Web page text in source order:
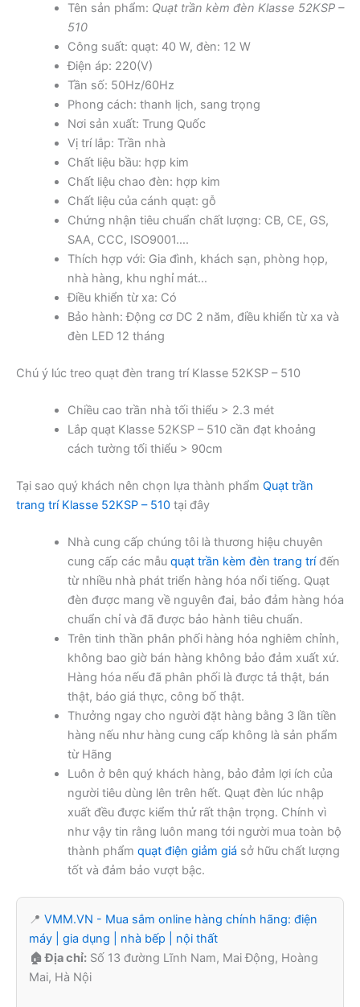
Tên sản phẩm: Quạt trần kèm đèn Klasse 52KSP –
510
Công suất: quạt: 40 W, đèn: 12 W
Điện áp: 220(V)
Tần số: 50Hz/60Hz
Phong cách: thanh lịch, sang trọng
Nơi sản xuất: Trung Quốc
Vị trí lắp: Trần nhà
Chất liệu bầu: hợp kim
Chất liệu chao đèn: hợp kim
Chất liệu của cánh quạt: gỗ
Chứng nhận tiêu chuẩn chất lượng: CB, CE, GS,
SAA, CCC, ISO9001….
Thích hợp với: Gia đình, khách sạn, phòng họp,
nhà hàng, khu nghỉ mát…
Điều khiển từ xa: Có
Bảo hành: Động cơ DC 2 năm, điều khiển từ xa và
đèn LED 12 tháng
Chú ý lúc treo quạt đèn trang trí Klasse 52KSP – 510
Chiều cao trần nhà tối thiểu > 2.3 mét
Lắp quạt Klasse 52KSP – 510 cần đạt khoảng
cách tường tối thiểu > 90cm
Tại sao quý khách nên chọn lựa thành phẩm Quạt trần
trang trí Klasse 52KSP – 510 tại đây
Nhà cung cấp chúng tôi là thương hiệu chuyên
cung cấp các mẫu quạt trần kèm đèn trang tríđến
từ nhiều nhà phát triển hàng hóa nổi tiếng. Quạt
đèn được mang về nguyên đai, bảo đảm hàng hóa
chuẩn chỉ và đã được bảo hành tiêu chuẩn.
Trên tinh thần phân phối hàng hóa nghiêm chỉnh,
không bao giờ bán hàng không bảo đảm xuất xứ.
Hàng hóa nếu đã phân phối là được tả thật, bán
thật, báo giá thực, công bố thật.
Thưởng ngay cho người đặt hàng bằng 3 lần tiền
hàng nếu như hàng cung cấp không là sản phẩm
từ Hãng
Luôn ở bên quý khách hàng, bảo đảm lợi ích của
người tiêu dùng lên trên hết. Quạt đèn lúc nhập
xuất đều được kiểm thử rất thận trọng. Chính vì
như vậy tin rằng luôn mang tới người mua toàn bộ
thành phẩm quạt điện giảm giá sở hữu chất lượng
tốt và đảm bảo vượt bậc.
📍 VMM.VN - Mua sắm online hàng chính hãng: điện
máy | gia dụng | nhà bếp | nội thất
🏠 Địa chỉ: Số 13 đường Lĩnh Nam, Mai Động, Hoàng
Mai, Hà Nội